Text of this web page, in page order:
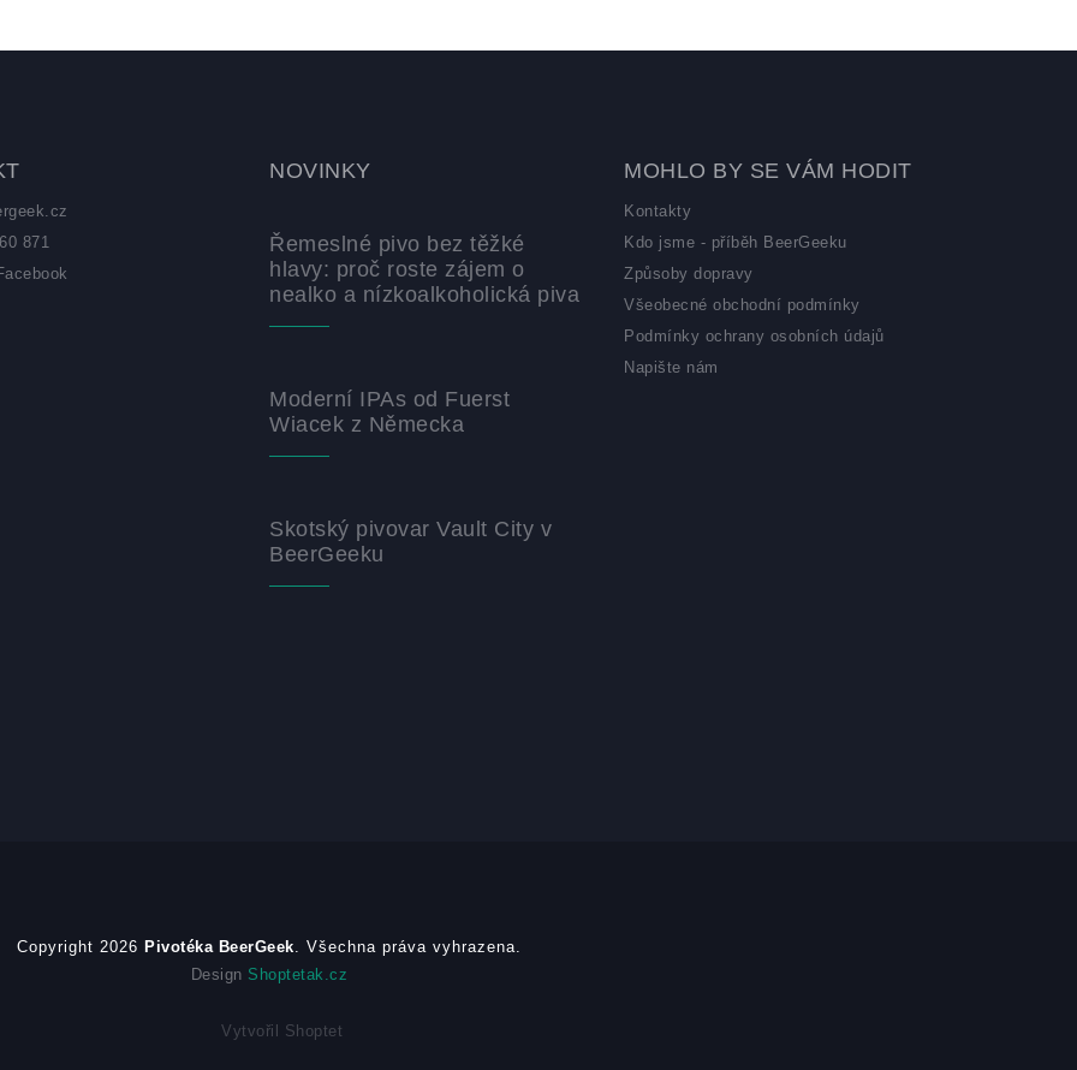
871
NOVINKY
Řemeslné pivo bez těžké
hlavy: proč roste zájem o
nealko a nízkoalkoholická piva
Moderní IPAs od Fuerst
Wiacek z Německa
Skotský pivovar Vault City v
BeerGeeku
MOHLO BY SE VÁM HODIT
Kontakty
Kdo jsme - příběh BeerGeeku
Způsoby dopravy
Všeobecné obchodní podmínky
Podmínky ochrany osobních údajů
Napište nám
Copyright 2026Pivotéka BeerGeek . Všechna práva vyhrazena.
Design Shoptetak.cz
Vytvořil Shoptet